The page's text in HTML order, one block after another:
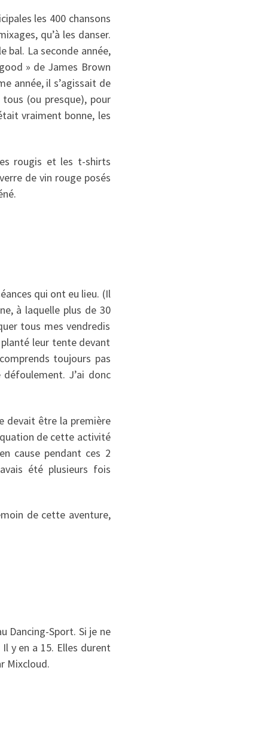
les 400 chansons
qu’à les danser.
bal. La seconde année,
» de James Brown
année, il s’agissait de
(ou presque), pour
vraiment bonne, les
rougis et les t-shirts
de vin rouge posés
qui ont eu lieu. (Il
à laquelle plus de 30
tous mes vendredis
leur tente devant
toujours pas
J’ai donc
devait être la première
de cette activité
cause pendant ces 2
été plusieurs fois
de cette aventure,
Dancing-Sport. Si je ne
y en a 15. Elles durent
Mixcloud.